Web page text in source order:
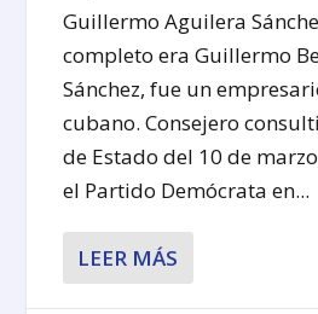
Guillermo Aguilera
completo era Guillermo
Sánchez, fue un
cubano. Consejero
de Estado del 10 de
el Partido Demócrata en...
LEER MÁS